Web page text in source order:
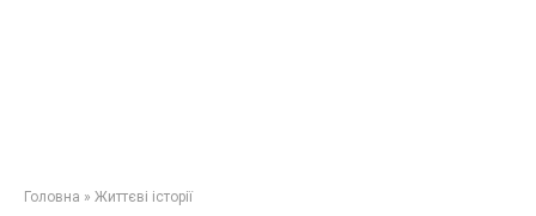
Головна » Життєві історії